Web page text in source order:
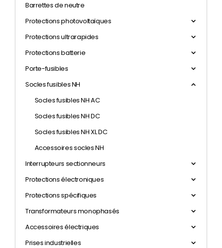
Barrettes de neutre
Protections photovoltaïques
Protections ultrarapides
Protections batterie
Porte-fusibles
Socles fusibles NH
Socles fusibles NH AC
Socles fusibles NH DC
Socles fusibles NH XL DC
Accessoires socles NH
Interrupteurs sectionneurs
Protections électroniques
Protections spécifiques
Transformateurs monophasés
Accessoires électriques
Prises industrielles